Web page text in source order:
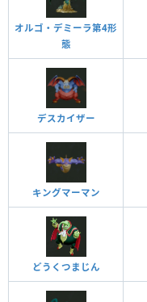
オルゴ・デミーラ第4形
態
デスカイザー
キングマーマン
どうくつまじん